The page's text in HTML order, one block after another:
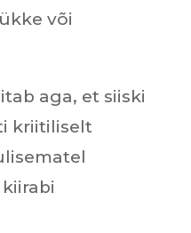
või
aga, et siiski
kriitiliselt